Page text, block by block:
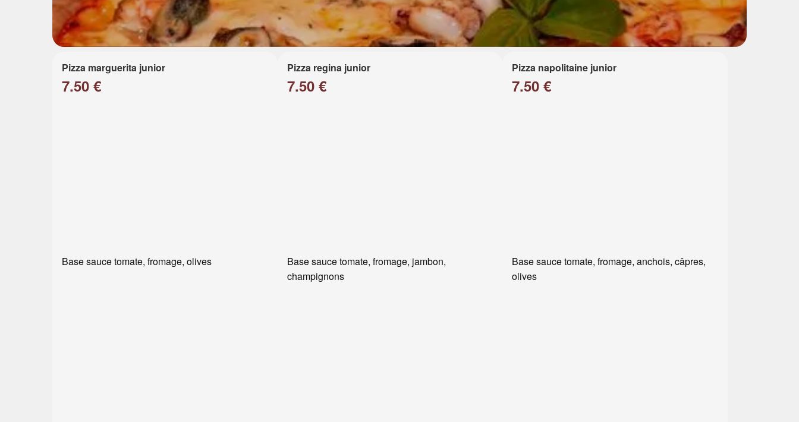
Pizza marguerita junior
7.50 €
Base sauce tomate, fromage, olives
Pizza regina junior
7.50 €
Base sauce tomate, fromage, jambon,
champignons
Pizza napolitaine junior
7.50 €
Base sauce tomate, fromage, anchois, câpres,
olives